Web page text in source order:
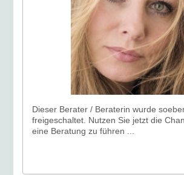
Dieser Berater / Beraterin wurde
freigeschaltet. Nutzen Sie jetzt die
eine Beratung zu führen ...